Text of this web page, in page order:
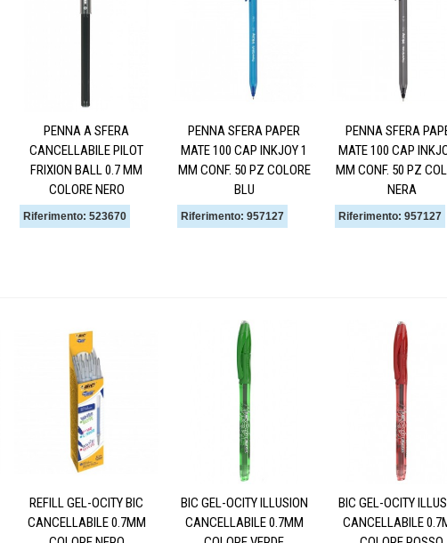
PENNA A SFERA
CANCELLABILE PILOT
FRIXION BALL 0.7 MM
COLORE NERO
Riferimento: 523670
PENNA SFERA PAPER
MATE 100 CAP INKJOY 1
MM CONF. 50 PZ COLORE
BLU
Riferimento: 957127
PENNA SFERA
MATE 100 CAP
MM CONF. 50 PZ
NERA
Riferimento: 957127
REFILL GEL-OCITY BIC
CANCELLABILE 0.7MM
BIC GEL-OCITY ILLUSION
CANCELLABILE 0.7MM
BIC GEL-OCITY
CANCELLABILE